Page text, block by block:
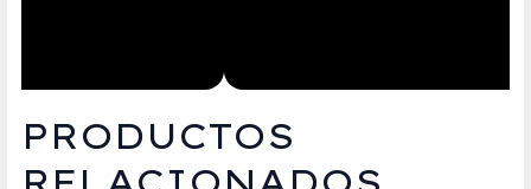
PRODUCTOS